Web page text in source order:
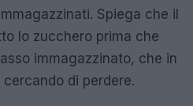
Spiega che il
lo zucchero prima che
immagazzinato, che in
di perdere.